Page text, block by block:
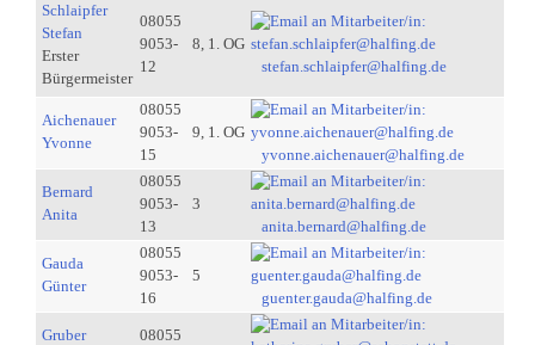
Schlaipfer
Stefan
Erster
Bürgermeister
08055
9053-
12
8, 1. OG
stefan.schlaipfer@halfing.de
Aichenauer
Yvonne
08055
9053-
15
9, 1. OG
yvonne.aichenauer@halfing.de
Bernard
Anita
08055
9053-
13
3
anita.bernard@halfing.de
Gauda
Günter
08055
9053-
16
5
guenter.gauda@halfing.de
Gruber
08055